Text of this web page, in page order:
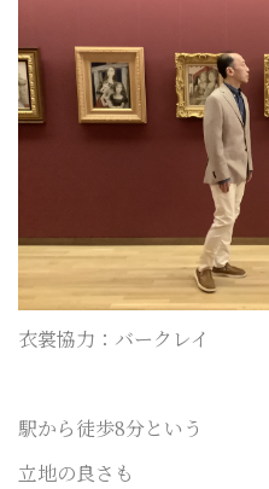
衣裳協力：バークレイ
駅から徒歩8分という
立地の良さも